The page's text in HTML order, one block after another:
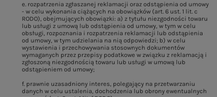
e. rozpatrzenia zgłaszanej reklamacji oraz odstąpienia od umowy
- w celu wykonania ciążących na obowiązków (art. 6 ust. 1 lit. c
RODO), obejmujących obowiązki: a) z tytułu niezgodności towaru
lub usługi z umową lub odstąpienia od umowy, w tym w celu
obsługi, rozpoznania i rozpatrzenia reklamacji lub odstąpienia
od umowy, w tym udzielania na nią odpowiedzi; b) w celu
wystawienia i przechowywania stosownych dokumentów
wymaganych przez przepisy podatkowe w związku z reklamacją i
zgłoszoną niezgodnością towaru lub usługi w umową lub
odstąpieniem od umowy;
f. prawnie uzasadniony interes, polegający na przetwarzaniu
danych w celu ustalenia, dochodzenia lub obrony ewentualnych